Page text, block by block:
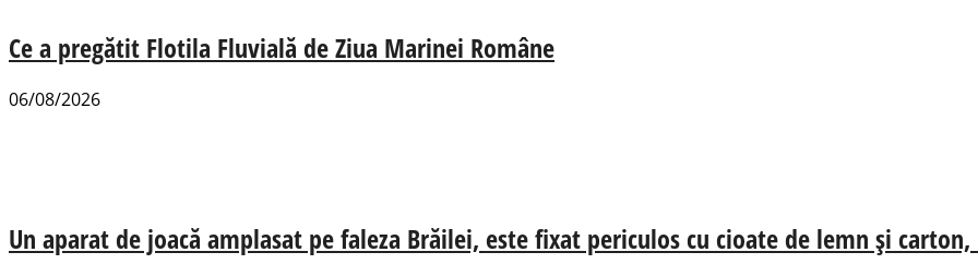
Ce a pregătit Flotila Fluvială de Ziua Marinei Române
06/08/2026
Un aparat de joacă amplasat pe faleza Brăilei, este fixat periculos cu cioate de lemn și